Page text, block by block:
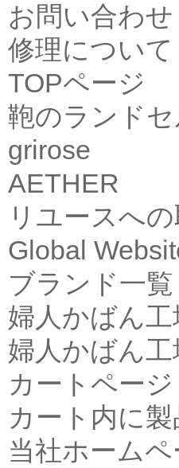
お問い合わせ
修理について
TOPページ
鞄のランド
grirose
AETHER
リユースへ
Global
ブランド一覧
婦人かばん工
婦人かばん工
カートページ
カート内に
当社ホーム